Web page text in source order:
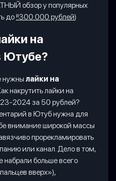
обзор у популярных
до!!300.000 рублей)
на
Ютубе?
нужны лайки на
накрутить лайки на
2024 за 50 рублей?
в Ютуб нужна для
внимание широкой массы
прорекламировать
или канал. Дело в том,
набрали больше всего
вверх»),